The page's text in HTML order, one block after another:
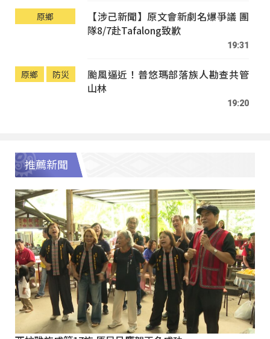
原鄉
【涉己新聞】原文會新劇名爆爭議 團
隊8/7赴Tafalong致歉
19:31
原鄉 防災
颱風逼近！普悠瑪部落族人勘查共管
山林
19:20
推薦新聞